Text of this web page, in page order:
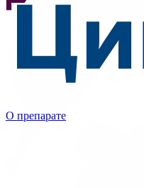
О препарате